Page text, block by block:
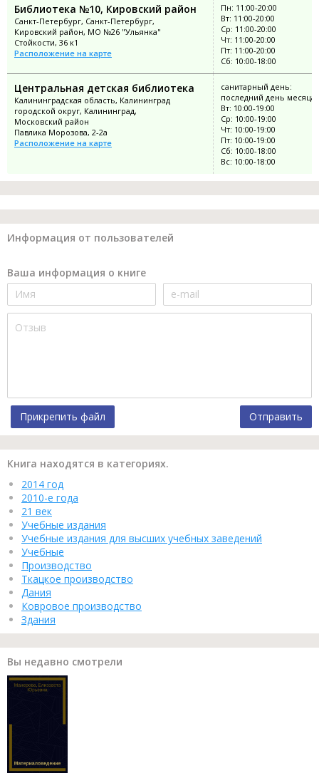
Библиотека №10, Кировский район
Санкт-Петербург, Санкт-Петербург,
Кировский район, МО №26 "Ульянка"
Стойкости, 36 к1
Расположение на карте
Пн: 11:00-20:00
Вт: 11:00-20:00
Ср: 11:00-20:00
Чт: 11:00-20:00
Пт: 11:00-20:00
Сб: 10:00-18:00
Центральная детская библиотека
Калининградская область, Калининград
городской округ, Калининград,
Московский район
Павлика Морозова, 2-2а
Расположение на карте
санитарный день:
последний день месяца
Вт: 10:00-19:00
Ср: 10:00-19:00
Чт: 10:00-19:00
Пт: 10:00-19:00
Сб: 10:00-18:00
Вс: 10:00-18:00
Информация от пользователей
Ваша информация о книге
Прикрепить файл Отправить
Книга находятся в категориях.
2014 год
2010-е года
21 век
Учебные издания
Учебные издания для высших учебных заведений
Учебные
Производство
Ткацкое производство
Дания
Ковровое производство
Здания
Вы недавно смотрели